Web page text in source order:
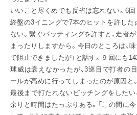
いいこと尽くめでも反省は忘れない。6
終盤の3イニングで7本のヒットを許した
ない。繋ぐバッティングを許すと、走者
まったりしますから。今日のところは、
で阻止できましたが」と話す。９回にも
球威は衰えなかったが、3巡目で打者の
ールが高めに行ってしまったのが原因と
最後まで打たれないピッチングをしたい
余りと時間はたっぷりある。「この間に